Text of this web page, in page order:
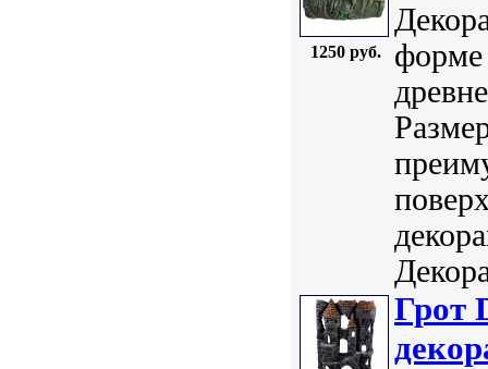
1250 руб.
форме
Грот